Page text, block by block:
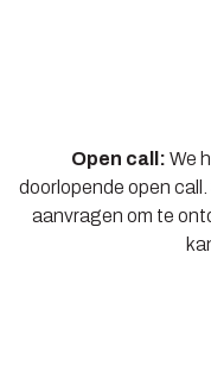
Open call: We
doorlopende open
aanvragen om te